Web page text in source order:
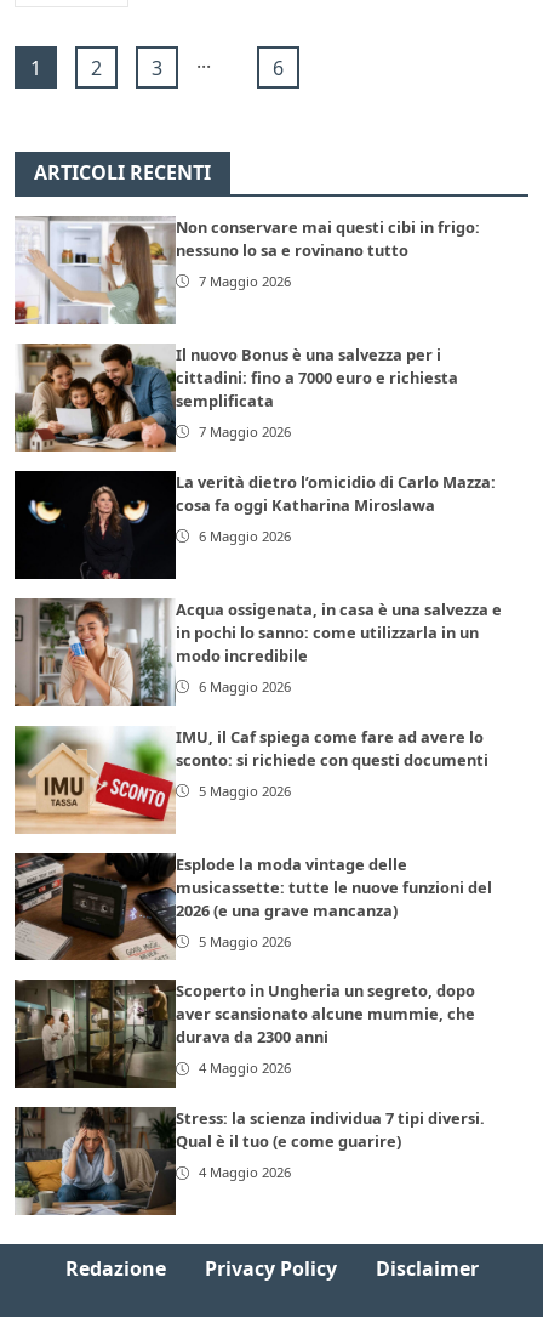
1 2 3 ... 6
ARTICOLI RECENTI
Non conservare mai questi cibi in frigo:
nessuno lo sa e rovinano tutto
7 Maggio 2026
Il nuovo Bonus è una salvezza per i
cittadini: fino a 7000 euro e richiesta
semplificata
7 Maggio 2026
La verità dietro l’omicidio di Carlo Mazza:
cosa fa oggi Katharina Miroslawa
6 Maggio 2026
Acqua ossigenata, in casa è una salvezza e
in pochi lo sanno: come utilizzarla in un
modo incredibile
6 Maggio 2026
IMU, il Caf spiega come fare ad avere lo
sconto: si richiede con questi documenti
5 Maggio 2026
Esplode la moda vintage delle
musicassette: tutte le nuove funzioni del
2026 (e una grave mancanza)
5 Maggio 2026
Scoperto in Ungheria un segreto, dopo
aver scansionato alcune mummie, che
durava da 2300 anni
4 Maggio 2026
Stress: la scienza individua 7 tipi diversi.
Qual è il tuo (e come guarire)
4 Maggio 2026
Redazione Privacy Policy Disclaimer